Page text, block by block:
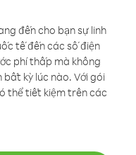
đến cho bạn sự linh
tế đến các số điện
phí thấp mà không
kỳ lúc nào. Với gói
thể tiết kiệm trên các